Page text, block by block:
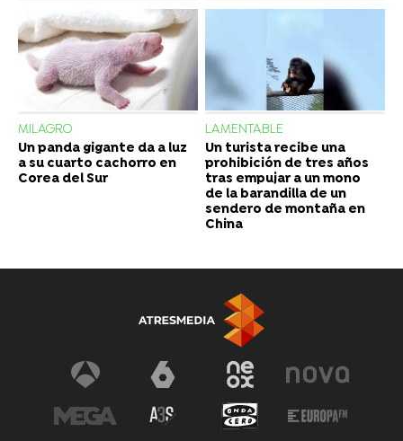
MILAGRO
Un panda gigante da a luz
a su cuarto cachorro en
Corea del Sur
LAMENTABLE
Un turista recibe una
prohibición de tres años
tras empujar a un mono
de la barandilla de un
sendero de montaña en
China